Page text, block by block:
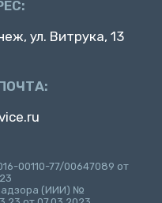
ул. Витрука, 13
00110-77/00647089 от
(ИИИ) №